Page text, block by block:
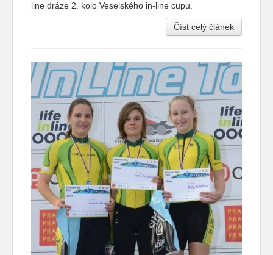
line dráze 2. kolo Veselského in-line cupu.
Číst celý článek